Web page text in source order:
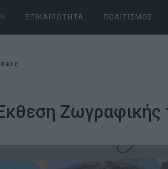
ΕΠΙΚΑΙΡΌΤΗΤΑ ΠΟΛΙΤΙΣΜΌΣ
Ζωγραφικής